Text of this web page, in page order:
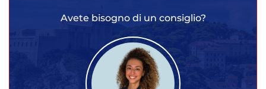
Avete bisogno di un consiglio?